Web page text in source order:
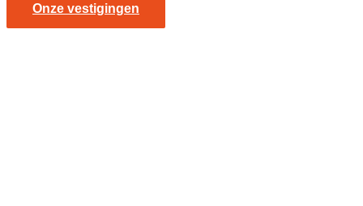
Onze vestigingen